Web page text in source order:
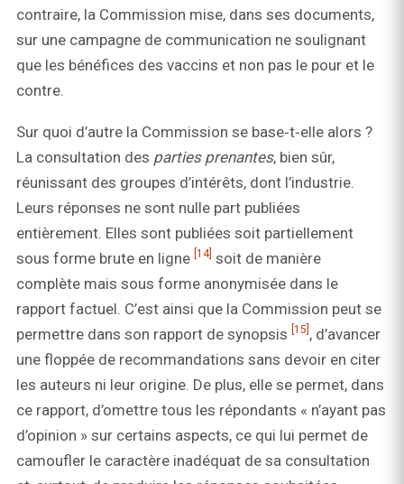
contraire, la Commission mise, dans ses documents,
sur une campagne de communication ne soulignant
que les bénéfices des vaccins et non pas le pour et le
contre.
Sur quoi d’autre la Commission se base‑t‑elle alors ?
La consultation des parties prenantes, bien sûr,
réunissant des groupes d’intérêts, dont l’industrie.
Leurs réponses ne sont nulle part publiées
entièrement. Elles sont publiées soit partiellement
sous forme brute en ligne [14] soit de manière
complète mais sous forme anonymisée dans le
rapport factuel. C’est ainsi que la Commission peut se
permettre dans son rapport de synopsis
[15] , d’avancer
une floppée de recommandations sans devoir en citer
les auteurs ni leur origine. De plus, elle se permet, dans
ce rapport, d’omettre tous les répondants « n’ayant pas
d’opinion » sur certains aspects, ce qui lui permet de
camoufler le caractère inadéquat de sa consultation